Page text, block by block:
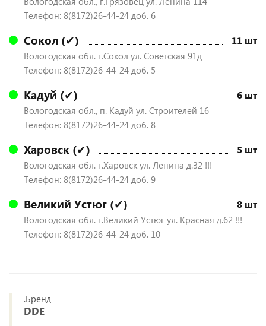
Телефон: 8(8172)26-44-24 доб. 6
Сокол (✔) 11 шт
Вологодская обл. г.Сокол ул. Советская 91д
Телефон: 8(8172)26-44-24 доб. 5
Кадуй (✔) 6 шт
Вологодская обл., п. Кадуй ул. Строителей 16
Телефон: 8(8172)26-44-24 доб. 8
Харовск (✔) 5 шт
Вологодская обл. г.Харовск ул. Ленина д.32 !!!
Телефон: 8(8172)26-44-24 доб. 9
Великий Устюг (✔) 8 шт
Вологодская обл. г.Великий Устюг ул. Красная д.62 !!!
Телефон: 8(8172)26-44-24 доб. 10
.Бренд
DDE